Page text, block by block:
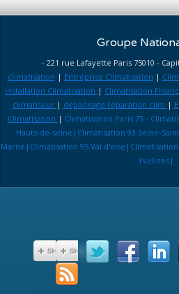
Groupe
- 221 rue Lafayette Paris 75010 -
climatisation | Entreprise Climatisation |
installation Climatisation | Climatisation
climatiseur | depannage réparation clim |
Climatisation | Climatisation Paris 75 -
Hauts-de-seine|Climatisation 93 Seine-
Marne|Climatisation 95 Val
Yvelines|